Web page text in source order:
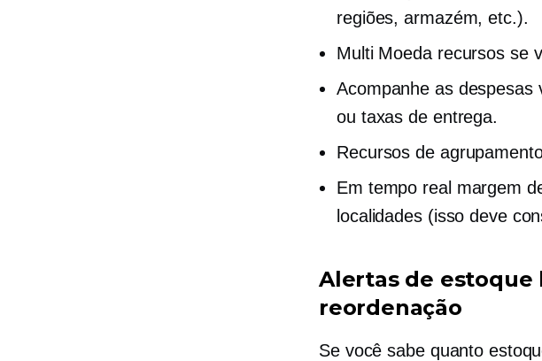
regiões, armazém, etc.).
Multi Moedarecursos se
Acompanhe as despesas
ou taxas de entrega.
Recursos de
Em tempo real margem
localidades (isso deve
Alertas de estoque
reordenação
Se você sabe quanto